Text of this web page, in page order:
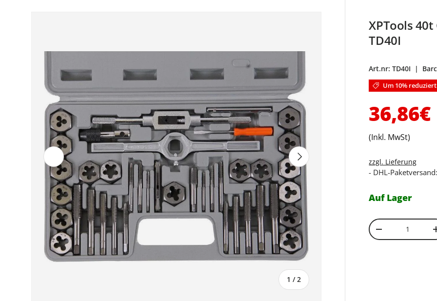
Vorherige
1 /von
2
Nächste
XPTools
TD40I
Art.nr: TD40I |
Um 10% reduziert
36,86€
(Inkl. MwSt)
zzgl. Lieferung
- DHL-
Auf Lager
Anzahl
Menge